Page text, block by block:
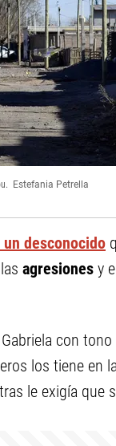
Estefania Petrella
un desconocido
agresiones y
con
los tiene en
le exigía que